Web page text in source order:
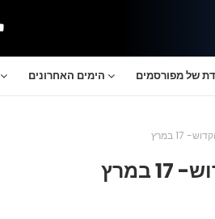
הימים האחרונים של מפורסמים
17 במרץ
במרץ